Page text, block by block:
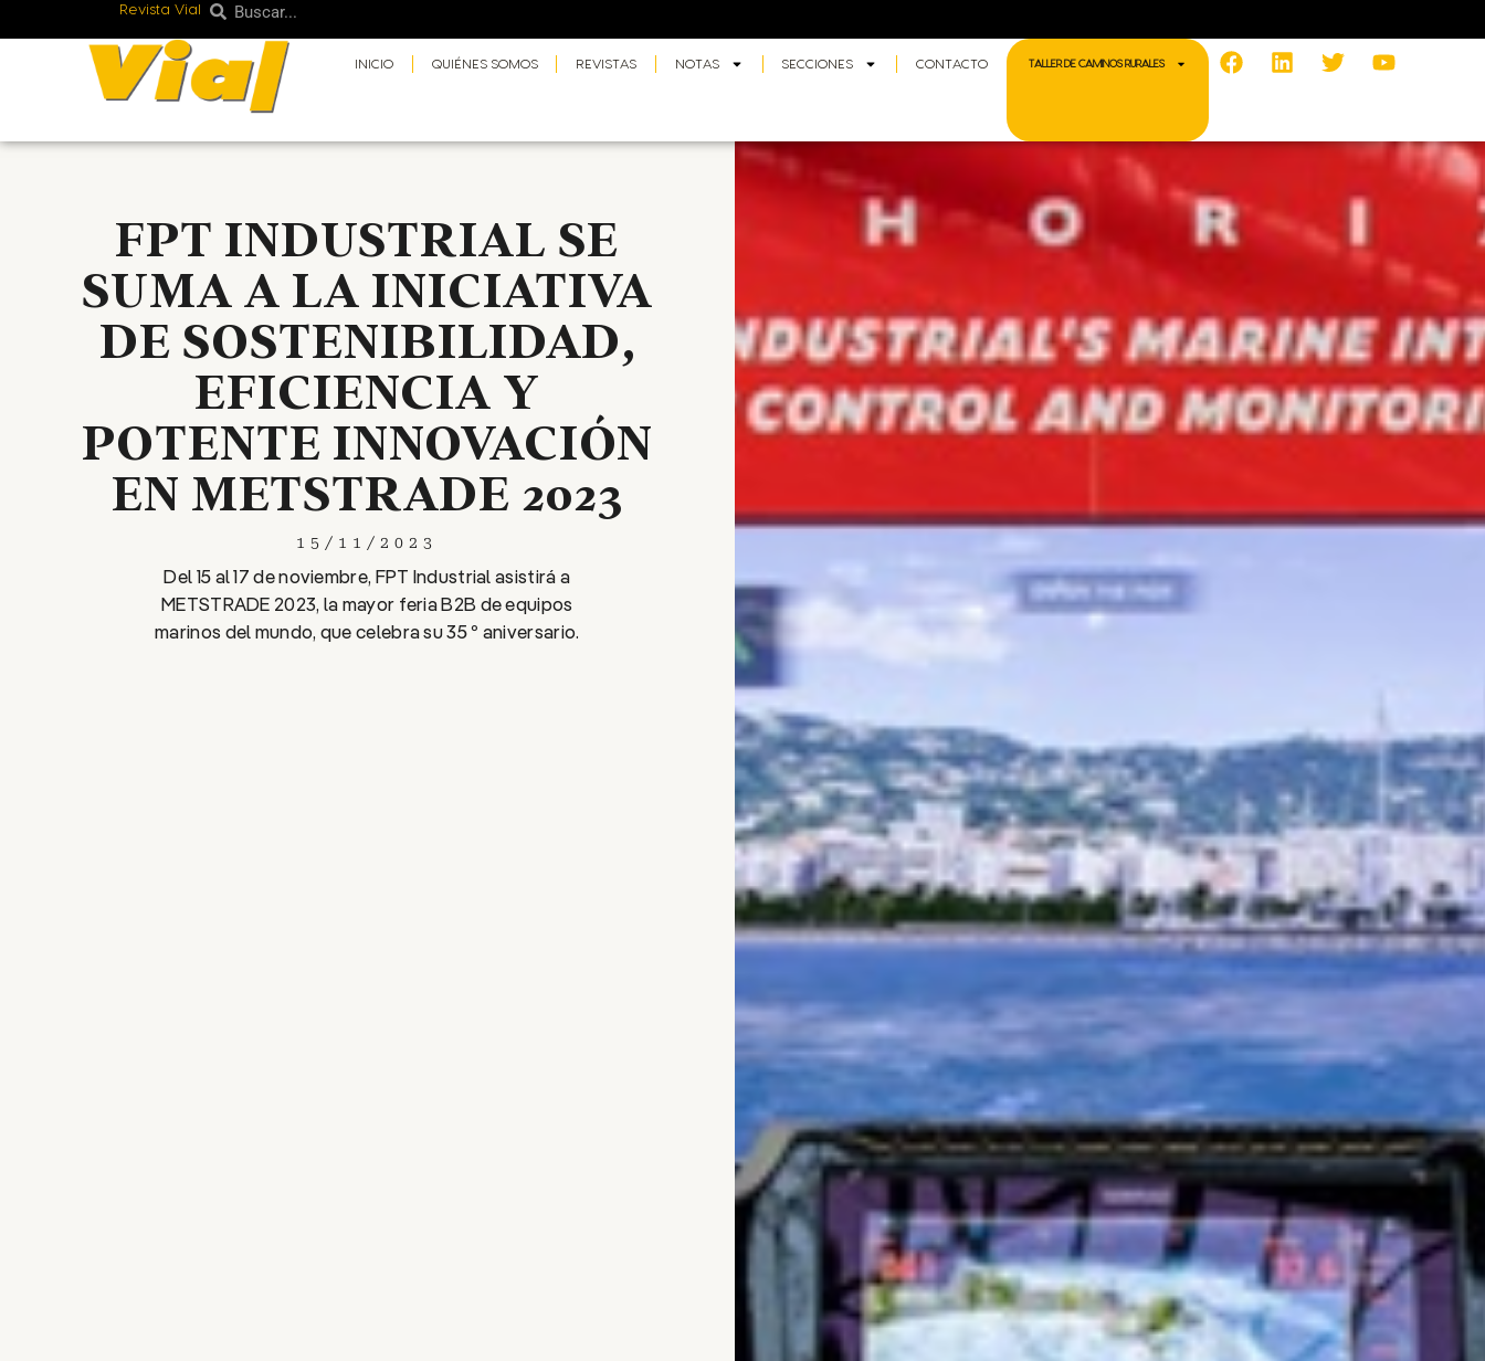
Revista Vial Buscar
Buscar
INICIO QUIÉNES SOMOS REVISTAS NOTAS SECCIONES CONTACTO TALLER DE CAMINOS RURALES
Facebook
LinkedinTwitterYoutube
FPT INDUSTRIAL SE
SUMA A LA INICIATIVA
DE SOSTENIBILIDAD,
EFICIENCIA Y
POTENTE INNOVACIÓN
EN METSTRADE 2023
15/11/2023
Del 15 al 17 de noviembre, FPT Industrial asistirá a
METSTRADE 2023, la mayor feria B2B de equipos
marinos del mundo, que celebra su 35 º aniversario.